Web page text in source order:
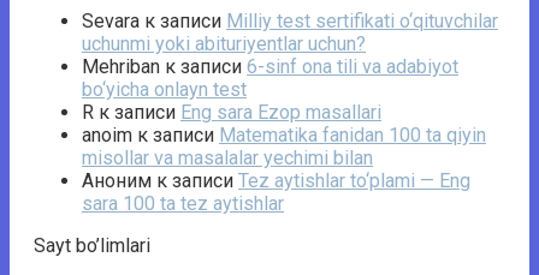
Sevara к записи Milliy test sertifikati o‘qituvchilar
uchunmi yoki abituriyentlar uchun?
Mehriban к записи 6-sinf ona tili va adabiyot
bo‘yicha onlayn test
R к записи Eng sara Ezop masallari
anoim к записи Matematika fanidan 100 ta qiyin
misollar va masalalar yechimi bilan
Аноним к записи Tez aytishlar to‘plami — Eng
sara 100 ta tez aytishlar
Sayt bo’limlari